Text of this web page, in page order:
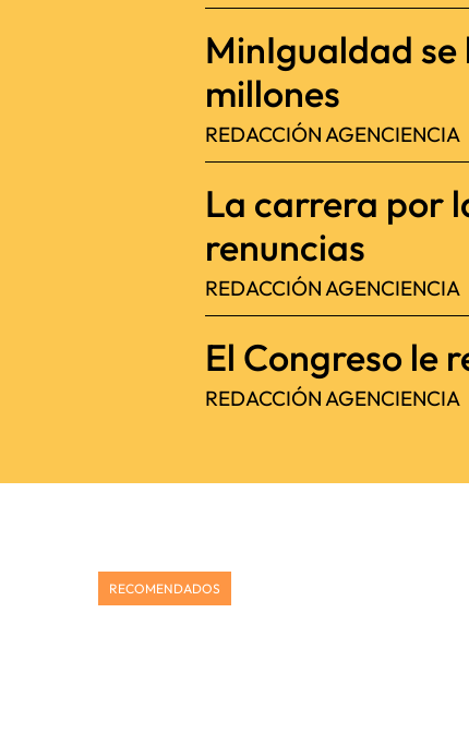
MinIgualdad
millones
REDACCIÓN AGENCIENCIA
La carrera por
renuncias
REDACCIÓN AGENCIENCIA
El Congreso le
REDACCIÓN AGENCIENCIA
RECOMENDADOS